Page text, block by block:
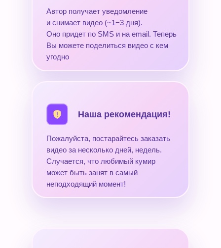
Автор получает уведомление
и снимает видео (~1−3 дня).
Оно придет по SMS и на email. Теперь
Вы можете поделиться видео с кем
угодно
Пожалуйста, постарайтесь заказать
видео за несколько дней, недель.
Случается, что любимый кумир
может быть занят в самый
неподходящий момент!
Наша рекомендация!